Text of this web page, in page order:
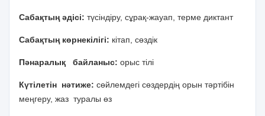
Сабақтың әдісі: түсіндіру, сұрақ-жауап, терме диктант
Сабақтың көрнекілігі: кітап, сөздік
Пәнаралық байланыс: орыс тілі
Күтілетін нәтиже: сөйлемдегі сөздердің орын тәртібін
меңгеру, жаз туралы өз